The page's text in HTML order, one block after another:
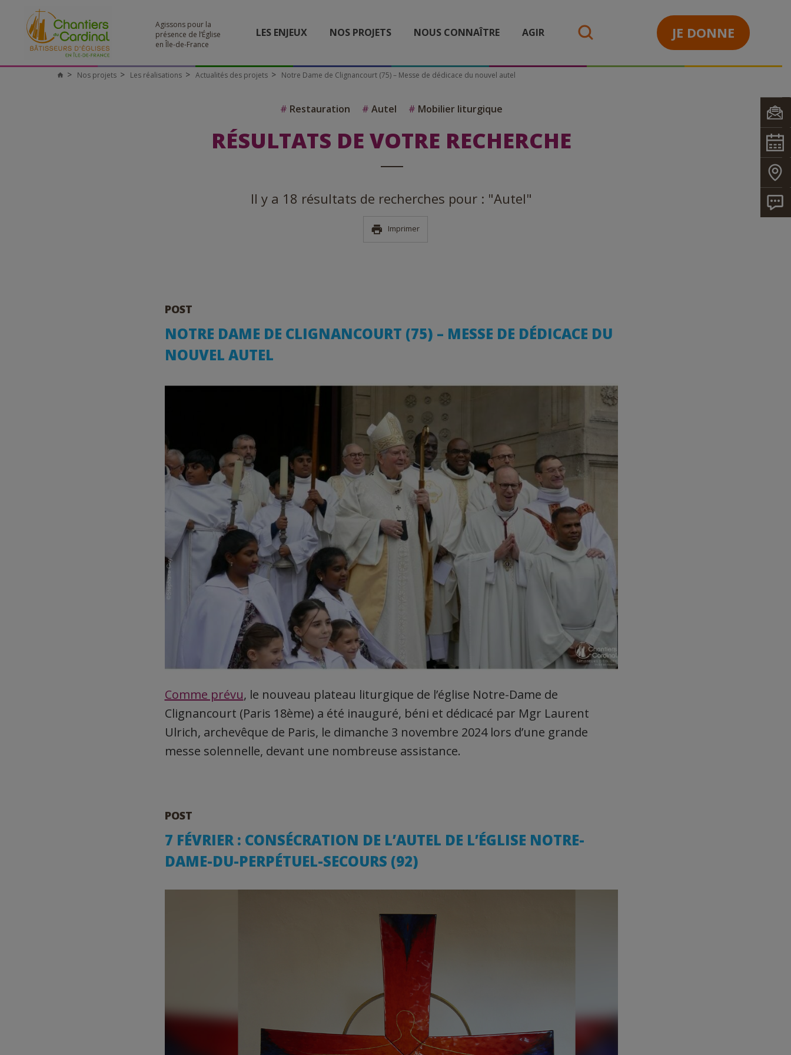
Agissons pour la
présence de l’Église
en Île-de-France
LES ENJEUX NOS PROJETS NOUS CONNAÎTRE AGIR JE DONNE
Nos projets Les réalisations Actualités des projets Notre Dame de Clignancourt (75) – Messe de dédicace du nouvel autel
# Restauration # Autel # Mobilier liturgique
RÉSULTATS DE VOTRE RECHERCHE
Il y a 18 résultats de recherches pour : "Autel"
Imprimer
POST
NOTRE DAME DE CLIGNANCOURT (75) – MESSE DE DÉDICACE DU
NOUVEL AUTEL
Comme prévu, le nouveau plateau liturgique de l’église Notre-Dame de
Clignancourt (Paris 18ème) a été inauguré, béni et dédicacé par Mgr Laurent
Ulrich, archevêque de Paris, le dimanche 3 novembre 2024 lors d’une grande
messe solennelle, devant une nombreuse assistance.
POST
7 FÉVRIER : CONSÉCRATION DE L’AUTEL DE L’ÉGLISE NOTRE-
DAME-DU-PERPÉTUEL-SECOURS (92)